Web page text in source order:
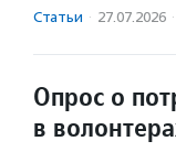
Статьи · 27.07.2026 ·
Опрос о
в